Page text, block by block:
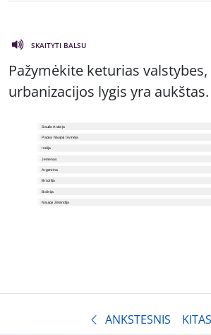
SKAITYTI BALSU
Pažymėkite keturias
urbanizacijos lygis yra aukštas.
ANKSTESNIS KITAS